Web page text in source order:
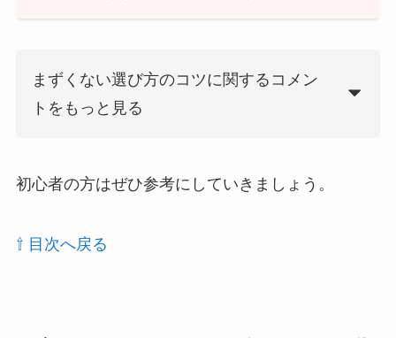
まずくない選び方のコツに関するコメン
トをもっと見る
初心者の方はぜひ参考にしていきましょう。
⇧ 目次へ戻る